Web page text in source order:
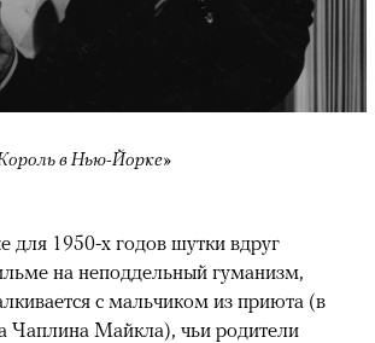
в Нью-Йорке»
для 1950-х годов шутки вдруг
на неподдельный гуманизм,
с мальчиком из приюта (в
Чаплина Майкла), чьи родители